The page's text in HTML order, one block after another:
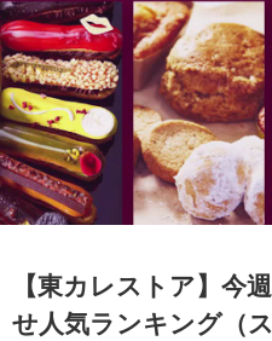
【東カレストア】今
せ人気ランキング（